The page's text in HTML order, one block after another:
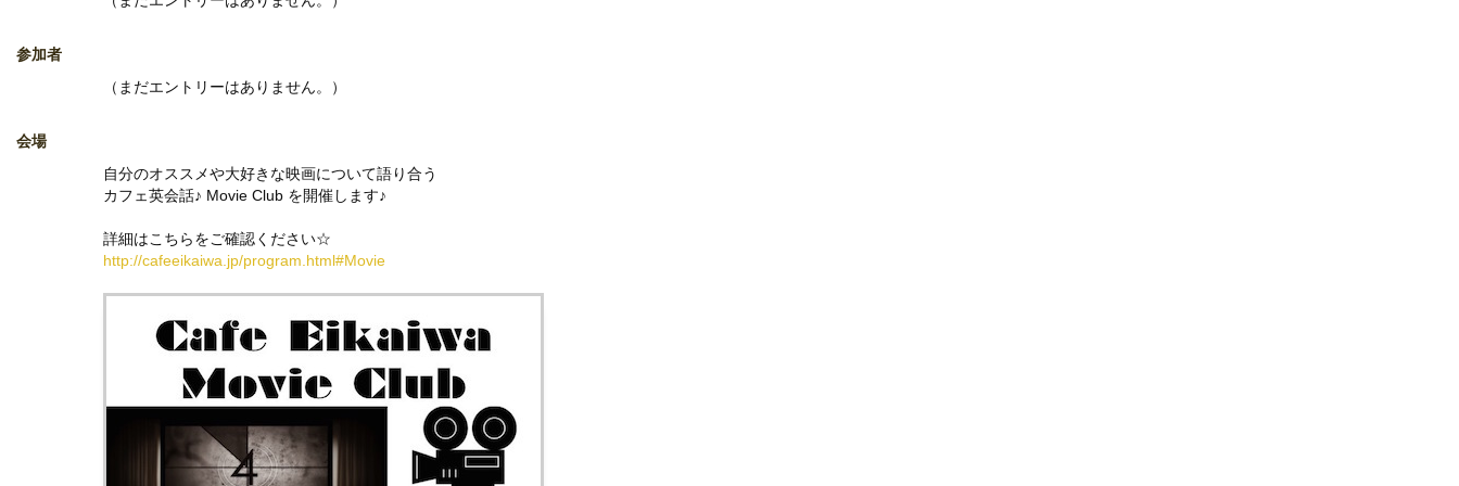
参加者
（まだエントリーはありません。）
会場
自分のオススメや大好きな映画について語り合う
カフェ英会話♪ Movie Club を開催します♪
詳細はこちらをご確認ください☆
http://cafeeikaiwa.jp/program.html#Movie